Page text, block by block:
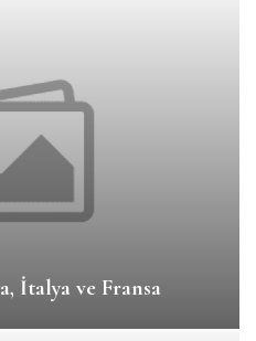
İtalya ve Fransa